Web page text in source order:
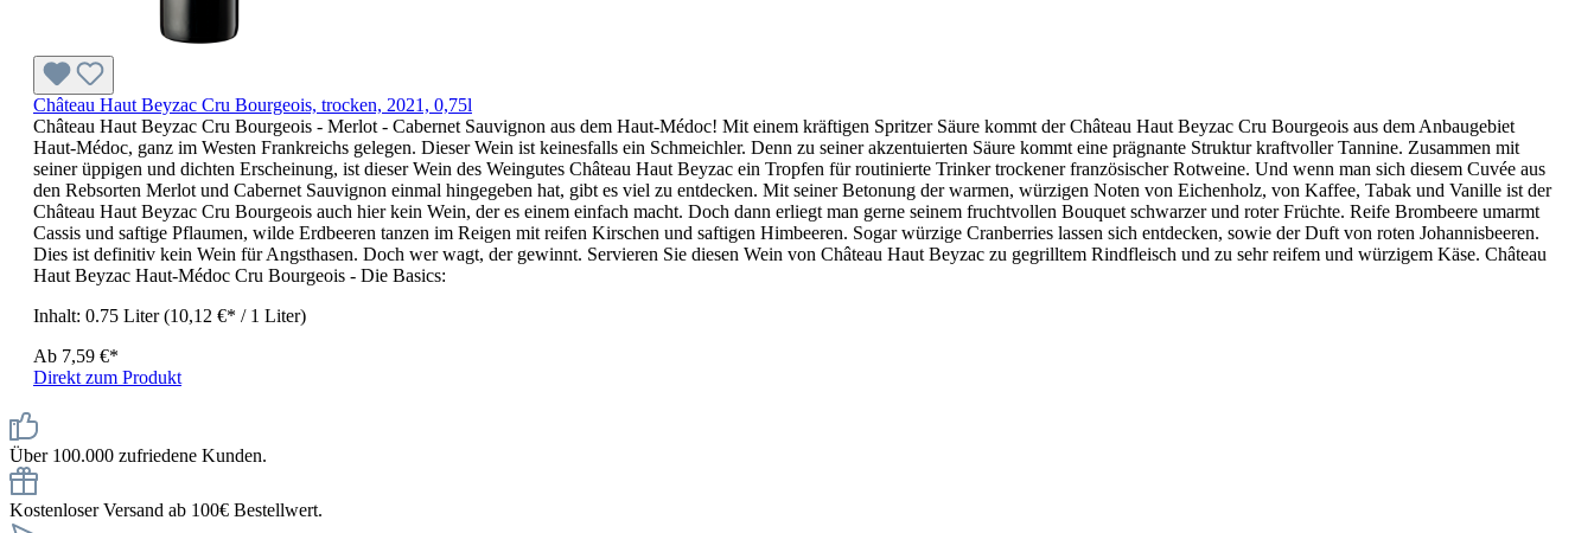
Château Haut Beyzac Cru Bourgeois, trocken, 2021, 0,75l
Château Haut Beyzac Cru Bourgeois - Merlot - Cabernet Sauvignon aus dem Haut-Médoc! Mit einem kräftigen Spritzer Säure kommt der Château Haut Beyzac Cru Bourgeois aus dem Anbaugebiet
Haut-Médoc, ganz im Westen Frankreichs gelegen. Dieser Wein ist keinesfalls ein Schmeichler. Denn zu seiner akzentuierten Säure kommt eine prägnante Struktur kraftvoller Tannine. Zusammen mit
seiner üppigen und dichten Erscheinung, ist dieser Wein des Weingutes Château Haut Beyzac ein Tropfen für routinierte Trinker trockener französischer Rotweine. Und wenn man sich diesem Cuvée aus
den Rebsorten Merlot und Cabernet Sauvignon einmal hingegeben hat, gibt es viel zu entdecken. Mit seiner Betonung der warmen, würzigen Noten von Eichenholz, von Kaffee, Tabak und Vanille ist der
Château Haut Beyzac Cru Bourgeois auch hier kein Wein, der es einem einfach macht. Doch dann erliegt man gerne seinem fruchtvollen Bouquet schwarzer und roter Früchte. Reife Brombeere umarmt
Cassis und saftige Pflaumen, wilde Erdbeeren tanzen im Reigen mit reifen Kirschen und saftigen Himbeeren. Sogar würzige Cranberries lassen sich entdecken, sowie der Duft von roten Johannisbeeren.
Dies ist definitiv kein Wein für Angsthasen. Doch wer wagt, der gewinnt. Servieren Sie diesen Wein von Château Haut Beyzac zu gegrilltem Rindfleisch und zu sehr reifem und würzigem Käse. Château
Haut Beyzac Haut-Médoc Cru Bourgeois - Die Basics:
Inhalt: 0.75 Liter(10,12 €* / 1 Liter)
Ab 7,59 €*
Direkt zum Produkt
Über 100.000 zufriedene Kunden.
Kostenloser Versand ab 100€ Bestellwert.